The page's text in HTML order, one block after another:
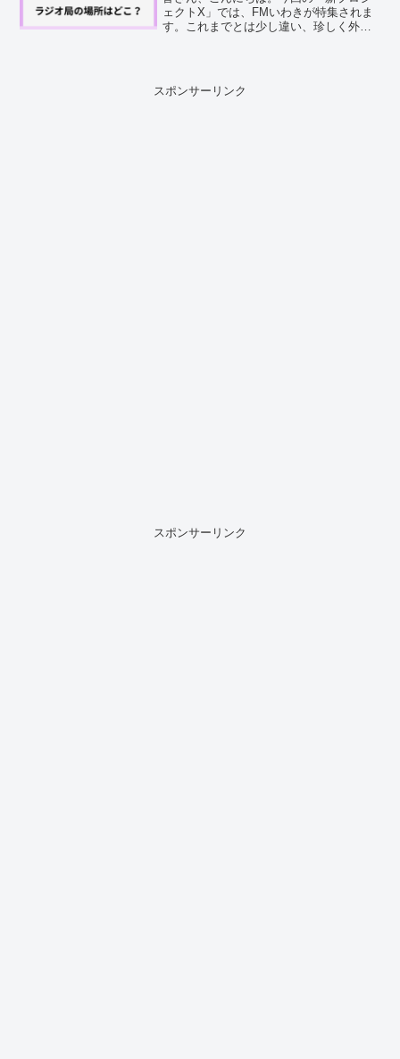
ェクトX」では、FMいわきが特集されま
す。これまでとは少し違い、珍しく外ロ
だろう？」と、ふと気に...
スポンサーリンク
スポンサーリンク